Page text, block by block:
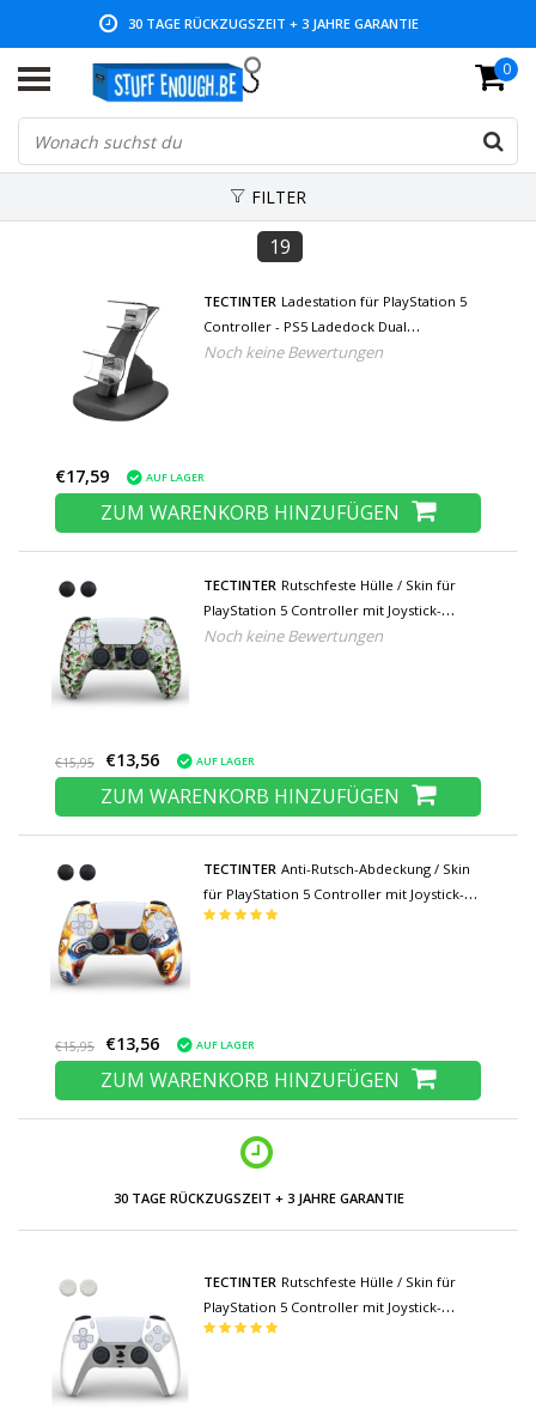
30 TAGE RÜCKZUGSZEIT + 3 JAHRE GARANTIE
NIEDRIGE PREISE UND GROSSE AUSWAHL 0
FILTER
19
TECTINTER Ladestation für PlayStation 5
Controller - PS5 Ladedock Dual
Ladestation - Schwarz
Noch keine Bewertungen
€17,59 AUF LAGER
ZUM WARENKORB HINZUFÜGEN
TECTINTER Rutschfeste Hülle / Skin für
PlayStation 5 Controller mit Joystick-
Kappen - Rubber Grip Cover PS5 - Camo
Noch keine Bewertungen
€15,95 €13,56 AUF LAGER
ZUM WARENKORB HINZUFÜGEN
TECTINTER Anti-Rutsch-Abdeckung / Skin
für PlayStation 5 Controller mit Joystick-
Kappen - Gummigriffabdeckung PS5 -
€15,95 €13,56 AUF LAGER
ZUM WARENKORB HINZUFÜGEN
30 TAGE RÜCKZUGSZEIT + 3 JAHRE GARANTIE
TECTINTER Rutschfeste Hülle / Skin für
PlayStation 5 Controller mit Joystick-
Kappen - Rubber Grip Cover PS5 - Weiß